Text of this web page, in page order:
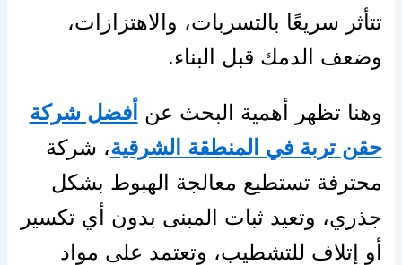
تتأثر سريعًا بالتسربات، والاهتزازات،
وضعف الدمك قبل البناء.
وهنا تظهر أهمية البحث عن أفضل شركة
حقن تربة في المنطقة الشرقية، شركة
محترفة تستطيع معالجة الهبوط بشكل
جذري، وتعيد ثبات المبنى بدون أي تكسير
أو إتلاف للتشطيب، وتعتمد على مواد